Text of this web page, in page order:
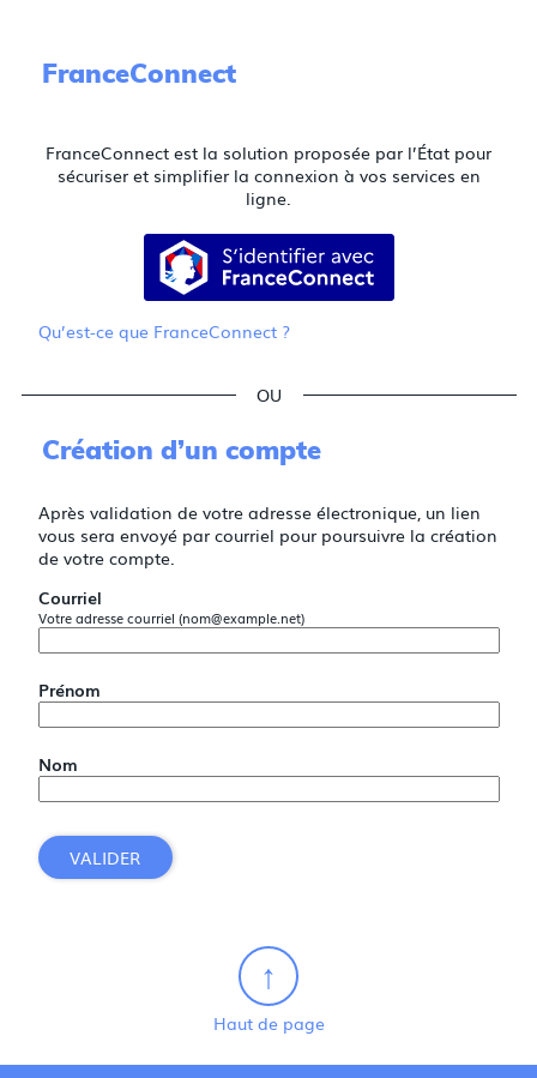
FranceConnect
FranceConnect est la solution proposée par l’État pour
sécuriser et simplifier la connexion à vos services en
ligne.
S’identifier avec FranceConnect
Qu’est-ce que FranceConnect ?
Création d’un compte
Après validation de votre adresse électronique, un lien
vous sera envoyé par courriel pour poursuivre la création
de votre compte.
Courriel
Votre adresse courriel (nom@example.net)
Prénom
Nom
VALIDER
Haut de page